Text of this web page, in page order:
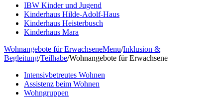
IBW Kinder und Jugend
Kinderhaus Hilde-Adolf-Haus
Kinderhaus Heisterbusch
Kinderhaus Mara
Wohnangebote für ErwachseneMenu/Inklusion &
Begleitung/Teilhabe/Wohnangebote für Erwachsene
Intensivbetreutes Wohnen
Assistenz beim Wohnen
Wohngruppen